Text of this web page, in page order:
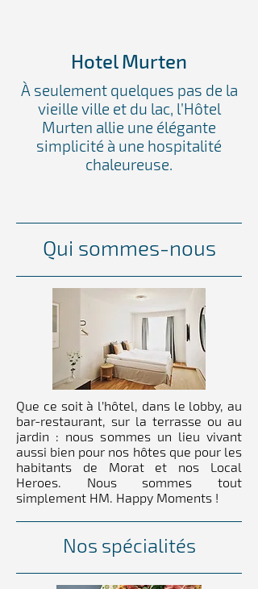
Hotel Murten
À seulement quelques pas de la
vieille ville et du lac, l’Hôtel
Murten allie une élégante
simplicité à une hospitalité
chaleureuse.
Qui sommes-nous
Que ce soit à l’hôtel, dans le lobby, au
bar-restaurant, sur la terrasse ou au
jardin : nous sommes un lieu vivant
aussi bien pour nos hôtes que pour les
habitants de Morat et nos Local
Heroes. Nous sommes tout
simplement HM. Happy Moments !
Nos spécialités